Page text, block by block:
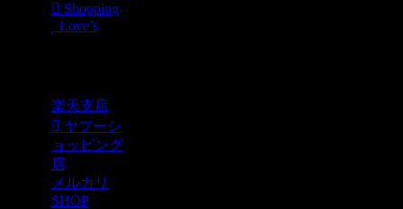
Shopping
Love’s
楽天支店
ヤフーシ
ョッピング
店
メルカリ
SHOP